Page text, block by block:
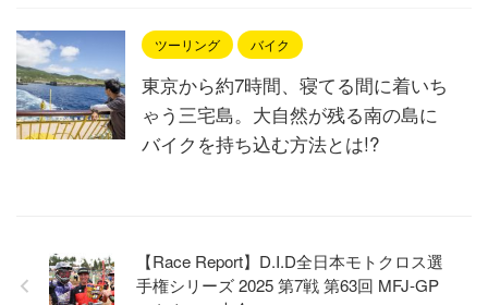
ツーリング バイク
東京から約7時間、寝てる間に着いち
ゃう三宅島。大自然が残る南の島に
バイクを持ち込む方法とは!?
【Race Report】D.I.D全日本モトクロス選
手権シリーズ 2025 第7戦 第63回 MFJ-GP